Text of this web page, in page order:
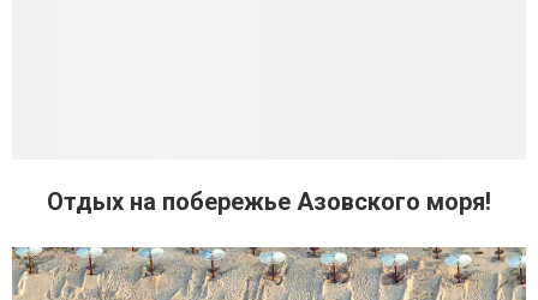
Отдых на побережье Азовского моря!